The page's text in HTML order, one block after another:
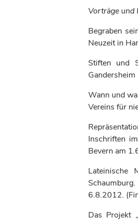
Vorträge und
Begraben
Neuzeit in
Stiften und
Wann und
Vereins für
Inschriften
Bevern am
Lateinische
Schaumburg.
6.8.2012.
Das Projekt